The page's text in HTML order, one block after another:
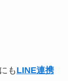
も LINE連携